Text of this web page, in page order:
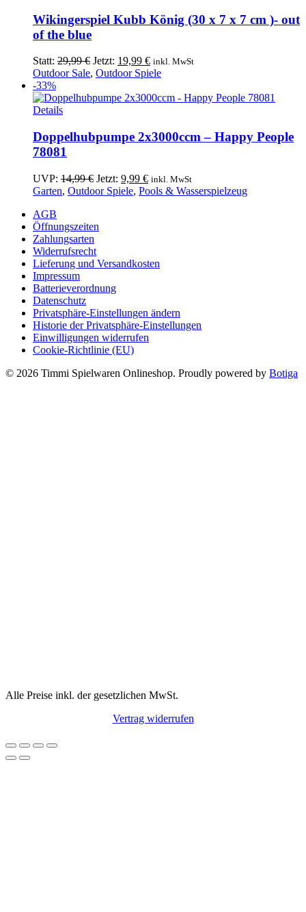
Wikingerspiel Kubb König (30 x 7 x 7 cm )- out
of the blue
Statt: 29,99€ Ursprünglicher
Preis
29,99 €
Jetzt: 19,99 €Aktueller
Preis
19,99 €.
inkl. MwSt
Outdoor Sale, Outdoor Spiele
-33%
Details
Doppelhubpumpe 2x3000ccm – Happy People
78081
UVP: 14,99€ Ursprünglicher
Preis
Jetzt: 9,99 €Aktueller
Preis
inkl. MwSt
Garten, Outdoor Spiele, Pools & Wasserspielzeug
AGB
Öffnungszeiten
Zahlungsarten
Widerrufsrecht
Lieferung und Versandkosten
Impressum
Batterieverordnung
Datenschutz
Privatsphäre-Einstellungen ändern
Historie der Privatsphäre-Einstellungen
Einwilligungen widerrufen
Cookie-Richtlinie (EU)
© 2026 Timmi Spielwaren Onlineshop. Proudly powered by Botiga
Alle Preise inkl. der gesetzlichen MwSt.
Vertrag widerrufen